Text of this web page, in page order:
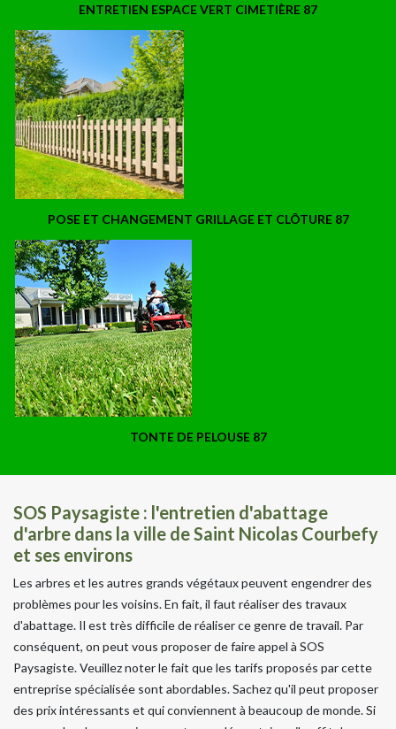
ENTRETIEN ESPACE VERT CIMETIÈRE 87
POSE ET CHANGEMENT GRILLAGE ET CLÔTURE 87
TONTE DE PELOUSE 87
SOS Paysagiste : l'entretien d'abattage
d'arbre dans la ville de Saint Nicolas Courbefy
et ses environs
Les arbres et les autres grands végétaux peuvent engendrer des
problèmes pour les voisins. En fait, il faut réaliser des travaux
d'abattage. Il est très difficile de réaliser ce genre de travail. Par
conséquent, on peut vous proposer de faire appel à SOS
Paysagiste. Veuillez noter le fait que les tarifs proposés par cette
entreprise spécialisée sont abordables. Sachez qu'il peut proposer
des prix intéressants et qui conviennent à beaucoup de monde. Si